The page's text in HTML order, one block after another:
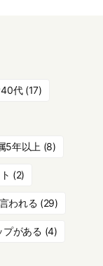
40代(17)
5年以上 (8)
(2)
われる (29)
プがある (4)